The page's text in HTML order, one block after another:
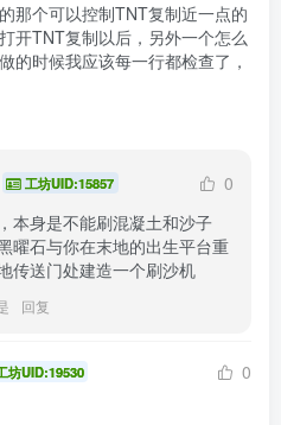
那个可以控制TNT复制近一点的
开TNT复制以后，另外一个怎么
的时候我应该每一行都检查了，
工坊UID:15857
0
本身是不能刷混凝土和沙子
曜石与你在末地的出生平台重
传送门处建造一个刷沙机
回复
坊UID:19530
0